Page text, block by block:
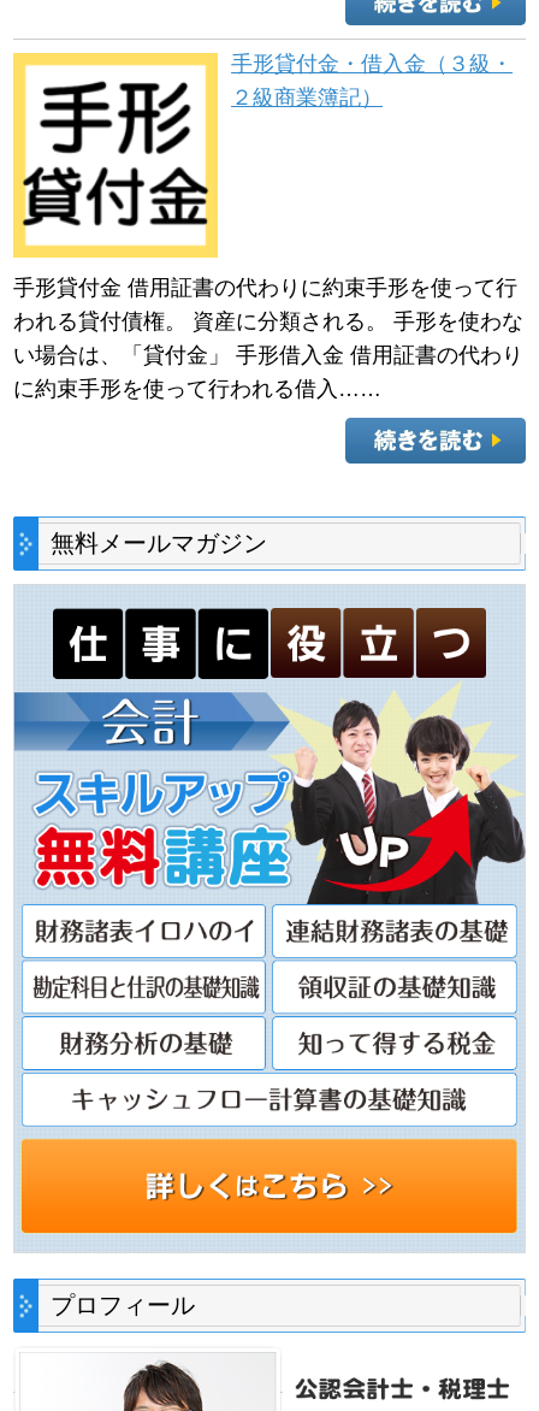
手形貸付金・借入金（３級・
２級商業簿記）
手形貸付金 借用証書の代わりに約束手形を使って行
われる貸付債権。 資産に分類される。 手形を使わな
い場合は、「貸付金」 手形借入金 借用証書の代わり
に約束手形を使って行われる借入……
無料メールマガジン
プロフィール